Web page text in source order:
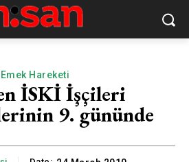
Emek Hareketi
İSKİ İşçileri
9. gününde